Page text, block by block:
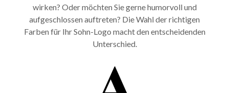
wirken? Oder möchten Sie gerne humorvoll und
aufgeschlossen auftreten? Die Wahl der richtigen
Farben für Ihr Sohn-Logo macht den entscheidenden
Unterschied.